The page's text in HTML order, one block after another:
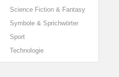
Science Fiction & Fantasy
Symbole & Sprichwörter
Sport
Technologie